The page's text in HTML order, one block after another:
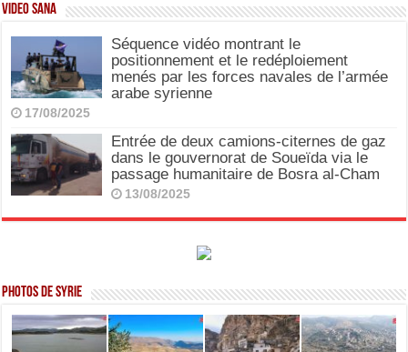
Video SANA
Séquence vidéo montrant le
positionnement et le redéploiement
menés par les forces navales de l’armée
arabe syrienne
17/08/2025
Entrée de deux camions-citernes de gaz
dans le gouvernorat de Soueïda via le
passage humanitaire de Bosra al-Cham
13/08/2025
Photos de Syrie